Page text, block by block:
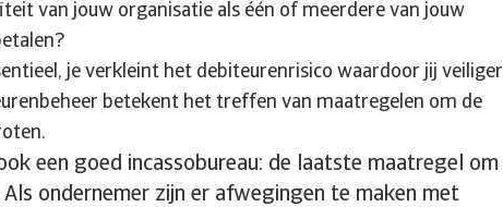
van jouw organisatie als één of meerdere van jouw
je verkleint het debiteurenrisico waardoor jij veiliger
betekent het treffen van maatregelen om de
een goed incassobureau: de laatste maatregel om
ondernemer zijn er afwegingen te maken met